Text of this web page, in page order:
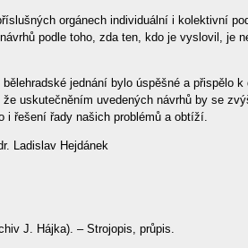
orgánech individuální i kolektivní
podle toho, zda ten, kdo je vyslovil, je
jednání bylo úspěšné a přispělo
uskutečněním uvedených návrhů by se
i řešení řady našich problémů a obtíží.
Ladislav Hejdánek
J. Hájka). – Strojopis, průpis.